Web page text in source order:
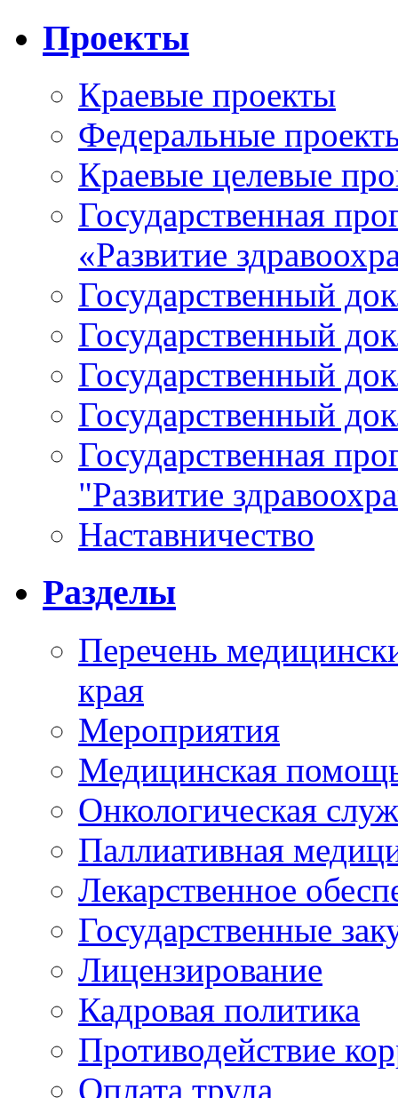
Проекты
Краевые проекты
Федеральные
Краевые целевые
Государственная
«Развитие
Государственный
Государственный
Государственный
Государственный
Государственная
"Развитие
Наставничество
Разделы
Перечень
края
Мероприятия
Медицинская
Онкологическая
Паллиативная
Лекарственное
Государственные
Лицензирование
Кадровая политика
Противодействие
Оплата труда